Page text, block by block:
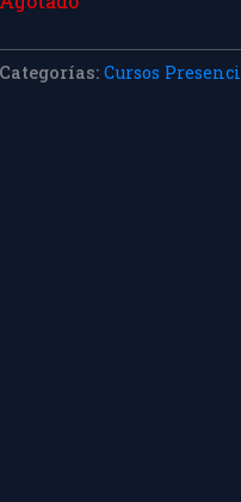
Categorías: Cursos